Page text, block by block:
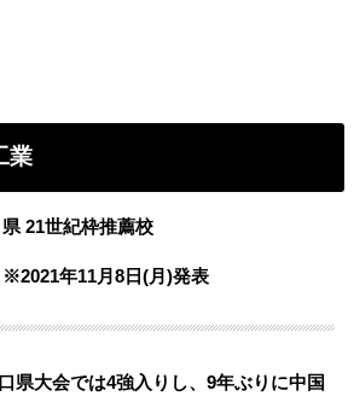
業
21世紀枠推薦校
年11月8日(月)発表
県大会では4強入りし、9年ぶりに中国